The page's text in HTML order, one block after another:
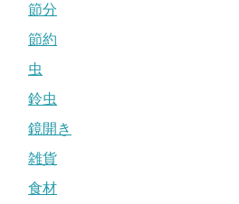
節分
節約
虫
鈴虫
鏡開き
雑貨
食材